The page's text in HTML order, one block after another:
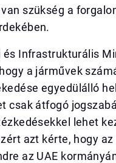
szükség a
és Infrastrukturális
a járművek
egyedülálló
csak átfogó
lehet
azt kérte, hogy az
az UAE